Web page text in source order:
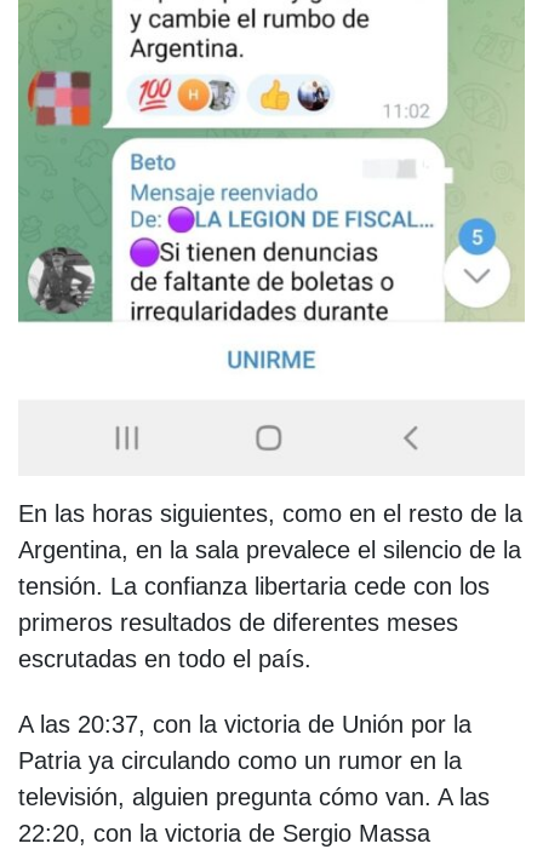
En las horas siguientes, como en el resto de la
Argentina, en la sala prevalece el silencio de la
tensión. La confianza libertaria cede con los
primeros resultados de diferentes meses
escrutadas en todo el país.
A las 20:37, con la victoria de Unión por la
Patria ya circulando como un rumor en la
televisión, alguien pregunta cómo van. A las
22:20, con la victoria de Sergio Massa